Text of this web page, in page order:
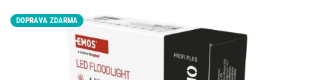
DOPRAVA ZDARMA